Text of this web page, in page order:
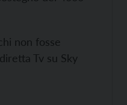
non fosse
Tv su Sky